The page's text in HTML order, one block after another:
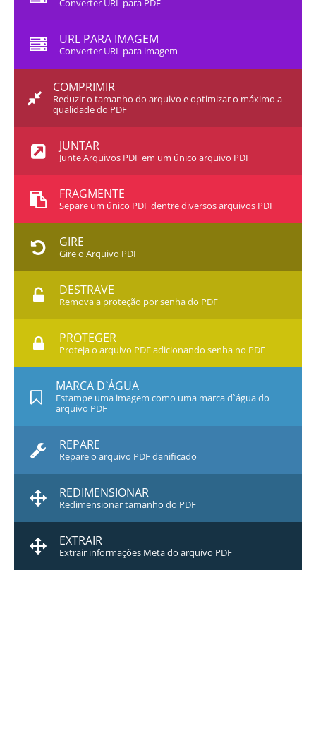
Converter URL para PDF
URL PARA IMAGEM
Converter URL para imagem
COMPRIMIR
Reduzir o tamanho do arquivo e optimizar o máximo a
qualidade do PDF
JUNTAR
Junte Arquivos PDF em um único arquivo PDF
FRAGMENTE
Separe um único PDF dentre diversos arquivos PDF
GIRE
Gire o Arquivo PDF
DESTRAVE
Remova a proteção por senha do PDF
PROTEGER
Proteja o arquivo PDF adicionando senha no PDF
MARCA D`ÁGUA
Estampe uma imagem como uma marca d`água do
arquivo PDF
REPARE
Repare o arquivo PDF danificado
REDIMENSIONAR
Redimensionar tamanho do PDF
EXTRAIR
Extrair informações Meta do arquivo PDF